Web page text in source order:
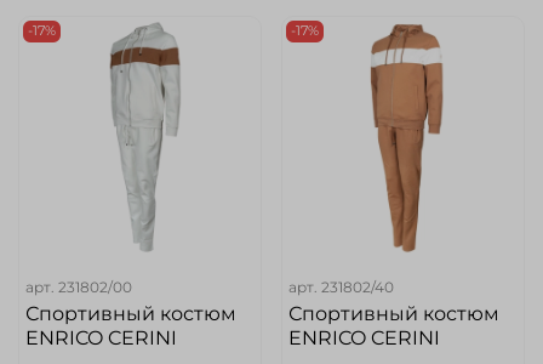
-17%
арт. 231802/00
Спортивный костюм
ENRICO CERINI
-17%
арт. 231802/40
Спортивный костюм
ENRICO CERINI